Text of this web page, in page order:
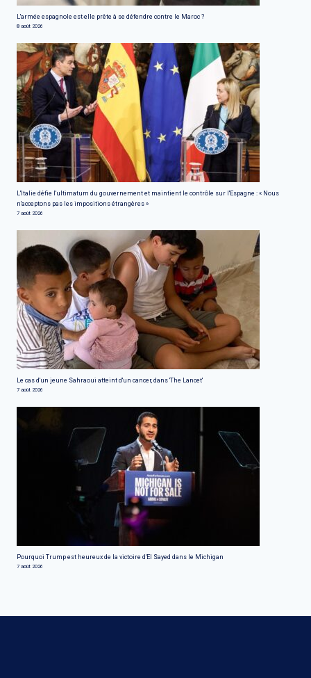
L'armée espagnole est-elle prête à se défendre contre le Maroc ?
8 août 2026
L'Italie défie l'ultimatum du gouvernement et maintient le contrôle sur l'Espagne : « Nous
n'acceptons pas les impositions étrangères »
7 août 2026
Le cas d'un jeune Sahraoui atteint d'un cancer, dans 'The Lancet'
7 août 2026
Pourquoi Trump est heureux de la victoire d'El Sayed dans le Michigan
7 août 2026